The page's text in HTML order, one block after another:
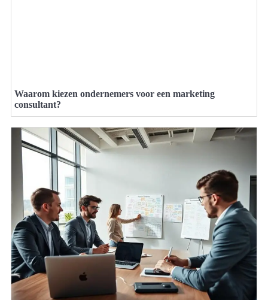
Waarom kiezen ondernemers voor een marketing
consultant?